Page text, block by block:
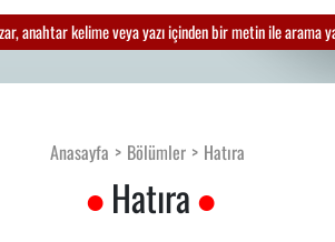
anahtar kelime veya yazı içinden bir metin ile arama
Anasayfa Bölümler Hatıra
Hatıra